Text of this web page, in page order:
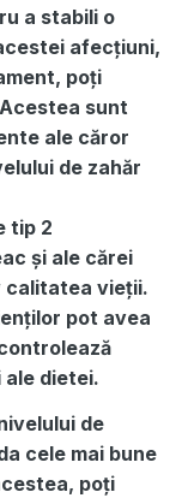
a stabili o
afecțiuni,
poți
sunt
ale căror
de zahăr
tip 2
și ale cărei
calitatea vieții.
pot avea
ale dietei.
de
cele mai bune
poți